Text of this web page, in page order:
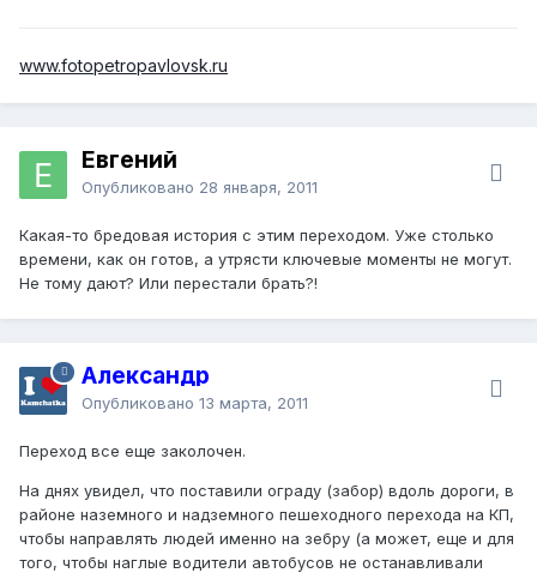
www.fotopetropavlovsk.ru
Евгений
Опубликовано 28 января, 2011
Какая-то бредовая история с этим переходом. Уже столько
времени, как он готов, а утрясти ключевые моменты не могут.
Не тому дают? Или перестали брать?!
Александр
Опубликовано 13 марта, 2011
Переход все еще заколочен.
На днях увидел, что поставили ограду (забор) вдоль дороги, в
районе наземного и надземного пешеходного перехода на КП,
чтобы направлять людей именно на зебру (а может, еще и для
того, чтобы наглые водители автобусов не останавливали